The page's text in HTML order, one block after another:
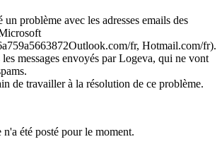
problème avec les adresses emails des
fr, Hotmail.com/fr).
les messages envoyés par Logeva, qui ne vont
de travailler à la résolution de ce problème.
été posté pour le moment.